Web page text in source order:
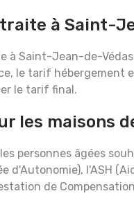
à Saint-
à Saint-Jean-de-
le tarif hébergement
le tarif final.
les maisons
personnes âgées
l'ASH
de